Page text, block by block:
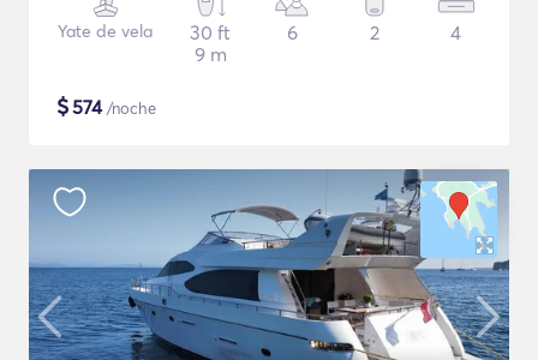
Yate de vela
30 ft
9 m
6 2 4
$574/noche